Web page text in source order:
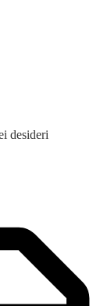
desideri